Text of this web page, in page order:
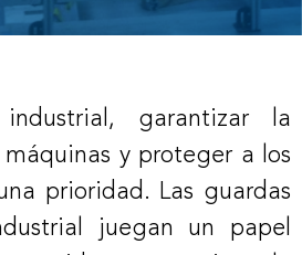
garantizar la
y proteger a los
prioridad. Las guardas
juegan un papel